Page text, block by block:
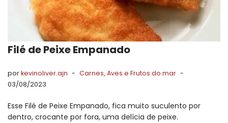
Filé de Peixe Empanado
porkevinoliver.ajn
Carnes, Aves e Frutos do mar
03/08/2023
Esse Filé de Peixe Empanado, fica muito suculento por
dentro, crocante por fora, uma delícia de peixe.